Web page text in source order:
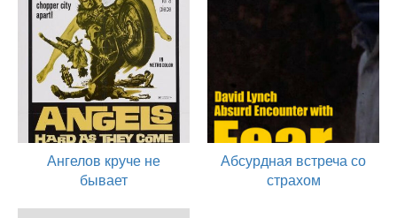
Ангелов круче не
бывает
Абсурдная встреча со
страхом